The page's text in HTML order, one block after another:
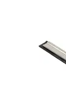
Innovations